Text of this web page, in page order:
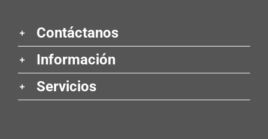
Contáctanos
Información
Servicios